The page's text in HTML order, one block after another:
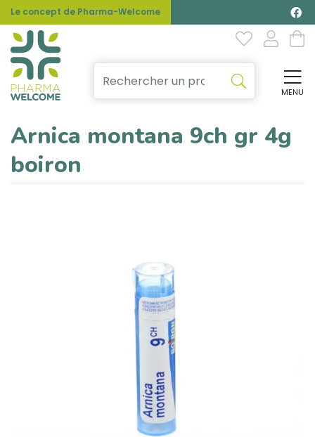
Le concept de Pharma-Welcome
MENU
Arnica montana 9ch gr 4g
boiron